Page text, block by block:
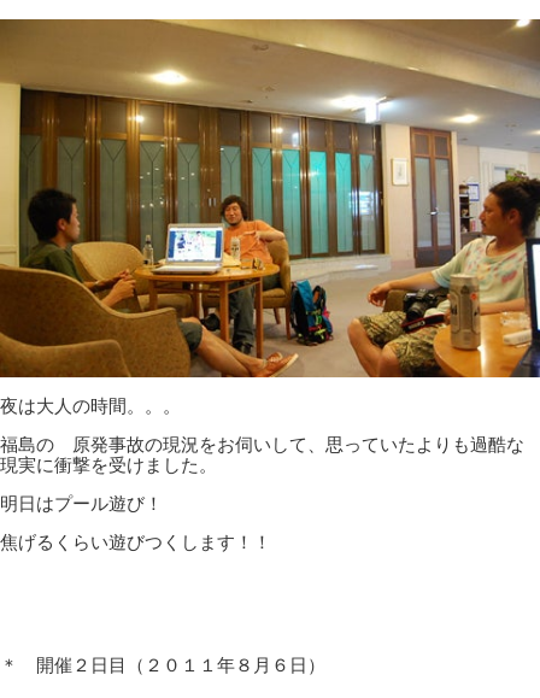
夜は大人の時間。。。
福島の 原発事故の現況をお伺いして、思っていたよりも過酷な
現実に衝撃を受けました。
明日はプール遊び！
焦げるくらい遊びつくします！！
＊ 開催２日目（２０１１年８月６日）